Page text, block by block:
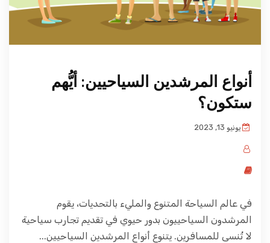
أنواع المرشدين السياحيين: أيُّهم
ستكون؟
يونيو 13, 2023
في عالم السياحة المتنوع والمليء بالتحديات، يقوم
المرشدون السياحييون بدور حيوي في تقديم تجارب سياحية
لا تُنسى للمسافرين. يتنوع أنواع المرشدين السياحيين...